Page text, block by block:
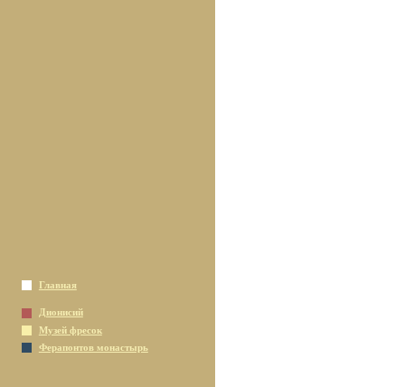
Главная
Дионисий
Музей фресок
Ферапонтов монастырь